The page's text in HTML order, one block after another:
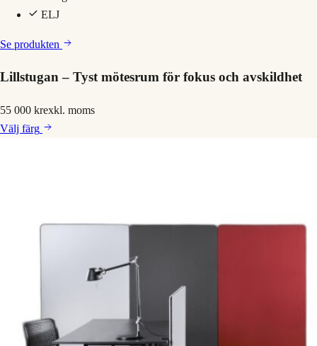
ELJ
Se produkten
Lillstugan – Tyst mötesrum för fokus och avskildhet
55 000 krexkl. moms
Välj färg